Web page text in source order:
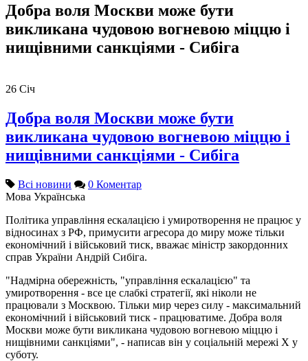
Добра воля Москви може бути
викликана чудовою вогневою міццю і
нищівними санкціями - Сибіга
26 Січ
Добра воля Москви може бути
викликана чудовою вогневою міццю і
нищівними санкціями - Сибіга
Всі новини
0 Коментар
Мова Українська
Політика управління ескалацією і умиротворення не працює у
відносинах з РФ, примусити агресора до миру може тільки
економічний і військовий тиск, вважає міністр закордонних
справ України Андрій Сибіга.
"Надмірна обережність, "управління ескалацією" та
умиротворення - все це слабкі стратегії, які ніколи не
працювали з Москвою. Тільки мир через силу - максимальний
економічний і військовий тиск - працюватиме. Добра воля
Москви може бути викликана чудовою вогневою міццю і
нищівними санкціями", - написав він у соціальній мережі Х у
суботу.